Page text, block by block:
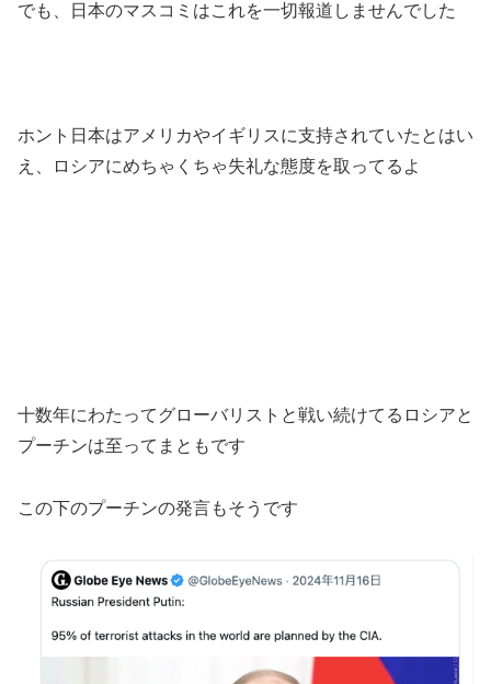
でも、日本のマスコミはこれを一切報道しませんでした
ホント日本はアメリカやイギリスに支持されていたとはい
え、ロシアにめちゃくちゃ失礼な態度を取ってるよ
十数年にわたってグローバリストと戦い続けてるロシアと
プーチンは至ってまともです
この下のプーチンの発言もそうです